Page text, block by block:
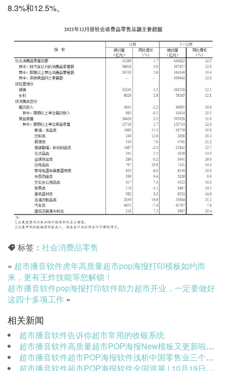
8.3%和12.5%。
标签： 社会消费品零售
« 超市播音软件虎年高质量超市pop海报打印模板如约而
来，更有王炸技能等您解锁！
超市播音软件pop海报打印软件助力超市开业，一定要做好
这四十多项工作 »
相关新闻
超市播音软件告诉你超市常用的收银系统
超市播音软件高质量超市POP海报New模板又更新啦~请查收。
超市播音软件超市POP海报软件浅析中国零售业三个热点问题
超市播音软件超市POP海报软件全国巡展 | 10月19日安徽合肥 西银软件与您不见不散！